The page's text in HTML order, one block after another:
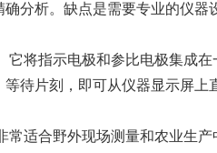
分析。缺点是需要专业的仪器
将指示电极和参比电极集成在
待片刻，即可从仪器显示屏上
适合野外现场测量和农业生产